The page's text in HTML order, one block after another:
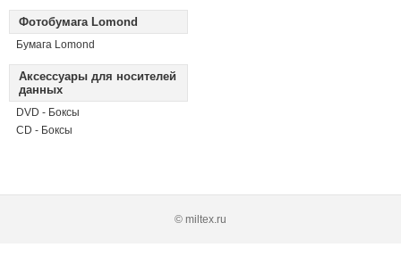
Фотобумага Lomond
Бумага Lomond
Аксессуары для носителей
данных
DVD - Боксы
CD - Боксы
© miltex.ru